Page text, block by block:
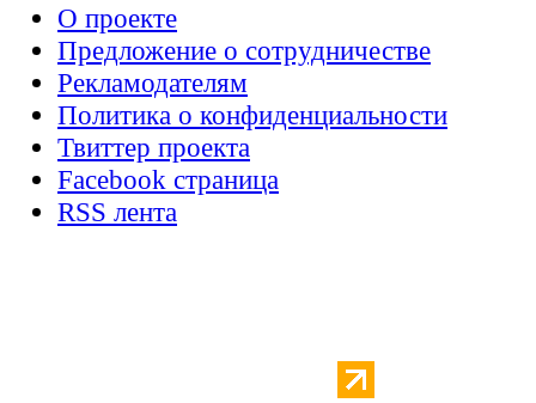
О проекте
Предложение о сотрудничестве
Рекламодателям
Политика о конфиденциальности
Твиттер проекта
Facebook страница
RSS лента